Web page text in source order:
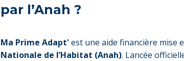
par l’Anah ?
Ma Prime Adapt'est une aide financière mise
Nationale de l’Habitat (Anah). Lancée